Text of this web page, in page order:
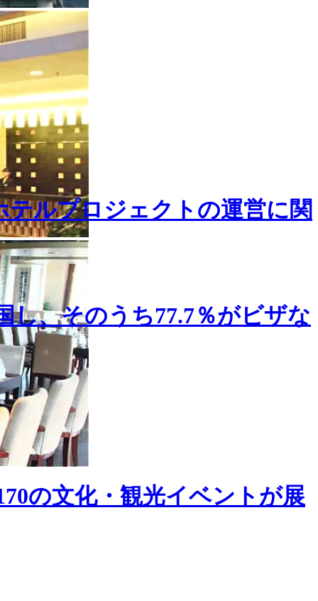
ルプロジェクトの運営に関
し、そのうち77.7％がビザな
の文化・観光イベントが展